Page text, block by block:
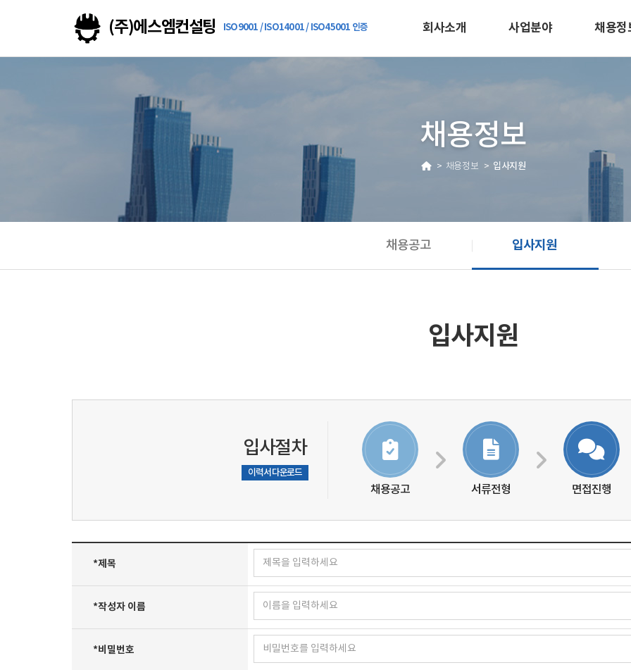
회사소개 사업분야 채용정
채용정보
채용정보 입사지원
채용공고 입사지원
입사지원
입사절차
이력서 다운로드
채용공고 서류전형 면접진행
*제목
*작성자 이름
*비밀번호